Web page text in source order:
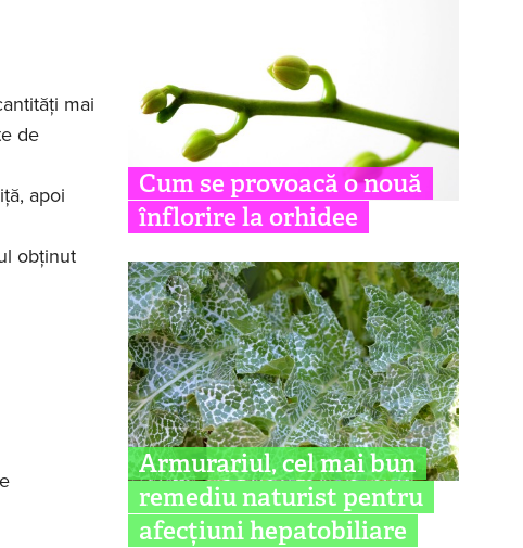
mai
de
apoi
obţinut
Cum se provoacă o nouă
înflorire la orhidee
Armurariul, cel mai bun
remediu naturist pentru
afecțiuni hepatobiliare